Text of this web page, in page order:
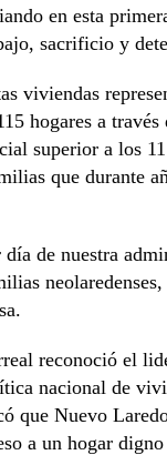
en esta
sacrificio y
viviendas
hogares a
superior a los
que durante
de nuestra
reconoció el
nacional de
que Nuevo
a un hogar